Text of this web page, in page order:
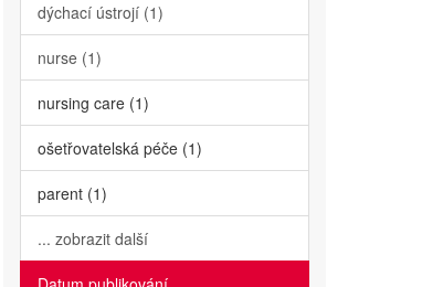
dýchací ústrojí (1)
nurse (1)
nursing care (1)
ošetřovatelská péče (1)
parent (1)
... zobrazit další